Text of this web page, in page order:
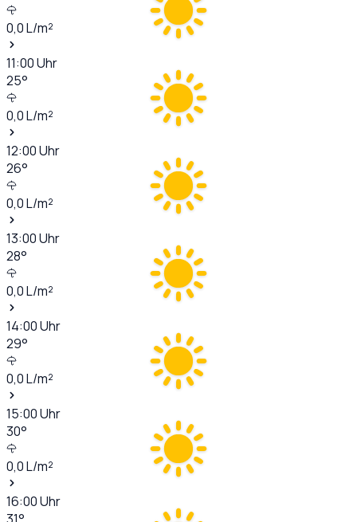
0,0L/m²
11:00Uhr
25°
0,0L/m²
12:00Uhr
26°
0,0L/m²
13:00Uhr
28°
0,0L/m²
14:00Uhr
29°
0,0L/m²
15:00Uhr
30°
0,0L/m²
16:00Uhr